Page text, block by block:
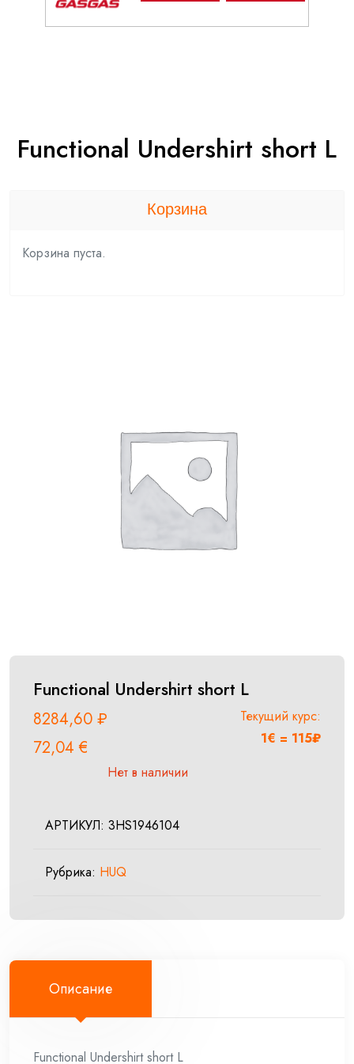
Functional Undershirt short L
Functional Undershirt short L
8284,60 ₽
72,04€
Текущий курс:
1€ = 115₽
Нет в наличии
АРТИКУЛ: 3HS1946104
Рубрика: HUQ
Описание
Functional Undershirt short L
Корзина
Корзина пуста.